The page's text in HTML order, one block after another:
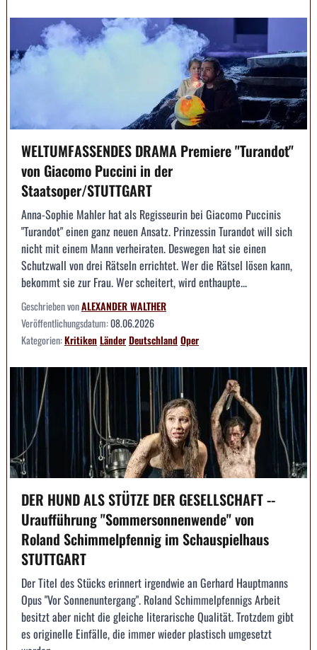
WELTUMFASSENDES DRAMA Premiere "Turandot"
von Giacomo Puccini in der
Staatsoper/STUTTGART
Anna-Sophie Mahler hat als Regisseurin bei Giacomo Puccinis
"Turandot" einen ganz neuen Ansatz. Prinzessin Turandot will sich
nicht mit einem Mann verheiraten. Deswegen hat sie einen
Schutzwall von drei Rätseln errichtet. Wer die Rätsel lösen kann,
bekommt sie zur Frau. Wer scheitert, wird enthaupte...
Geschrieben vonALEXANDER WALTHER
Veröffentlichungsdatum:08.06.2026
Kategorien:KritikenLänderDeutschlandOper
DER HUND ALS STÜTZE DER GESELLSCHAFT --
Uraufführung "Sommersonnenwende" von
Roland Schimmelpfennig im Schauspielhaus
STUTTGART
Der Titel des Stücks erinnert irgendwie an Gerhard Hauptmanns
Opus "Vor Sonnenuntergang". Roland Schimmelpfennigs Arbeit
besitzt aber nicht die gleiche literarische Qualität. Trotzdem gibt
es originelle Einfälle, die immer wieder plastisch umgesetzt